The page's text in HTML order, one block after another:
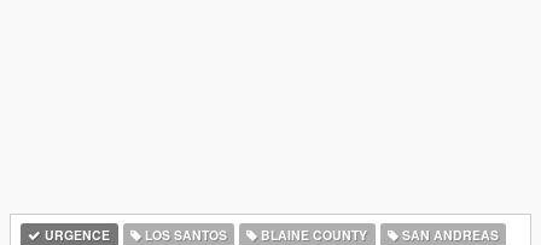
URGENCE LOS SANTOS BLAINE COUNTY
SAN ANDREAS